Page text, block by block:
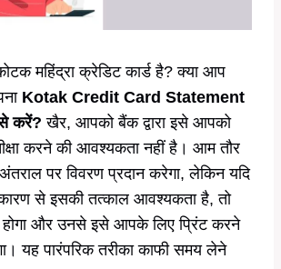
महिंद्रा क्रेडिट कार्ड है? क्या आप
Kotak Credit Card Statement
करें? खैर, आपको बैंक द्वारा इसे आपको
करने की आवश्यकता नहीं है। आम तौर
पर विवरण प्रदान करेगा, लेकिन यदि
से इसकी तत्काल आवश्यकता है, तो
और उनसे इसे आपके लिए प्रिंट करने
यह पारंपरिक तरीका काफी समय लेने